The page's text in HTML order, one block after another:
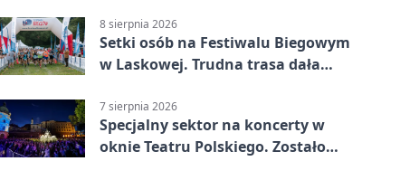
8 sierpnia 2026
Setki osób na Festiwalu Biegowym
w Laskowej. Trudna trasa dała
7 sierpnia 2026
Specjalny sektor na koncerty w
oknie Teatru Polskiego. Zostało